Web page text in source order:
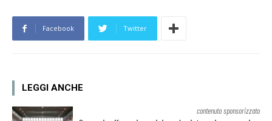
Facebook Twitter
LEGGI ANCHE
contenuto sponsorizzato